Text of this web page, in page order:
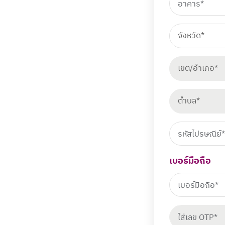
จังหวัด*
เขต/อำเภอ*
ตำบล*
เบอร์มือถือ